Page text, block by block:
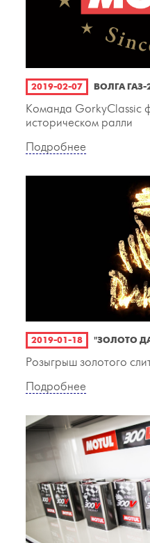
2019-02-07 ВОЛГА
Команда GorkyClassic
историческом ралли
Подробнее
2019-01-18 "ЗОЛОТО
Розыгрыш золотого
Подробнее